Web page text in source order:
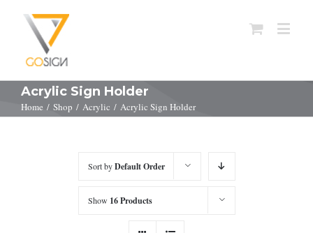
Acrylic Sign Holder
Home / Shop / Acrylic / Acrylic Sign Holder
Sort byDefault Order
Show 16 Products